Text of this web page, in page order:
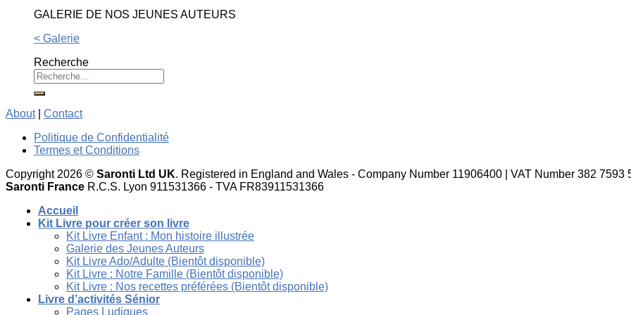
GALERIE DE NOS JEUNES AUTEURS
< Galerie
Recherche
About| Contact
Politique de Confidentialité
Termes et Conditions
Copyright 2026 © Saronti Ltd UK. Registered in England and Wales - Company Number 11906400 | VAT Number 382 7593
Saronti France R.C.S. Lyon 911531366 - TVA FR83911531366
Accueil
Kit Livre pour créer son livre
Kit Livre Enfant : Mon histoire illustrée
Galerie des Jeunes Auteurs
Kit Livre Ado/Adulte (Bientôt disponible)
Kit Livre : Notre Famille (Bientôt disponible)
Kit Livre : Nos recettes préférées (Bientôt disponible)
Livre d’activités Sénior
Pages Ludiques